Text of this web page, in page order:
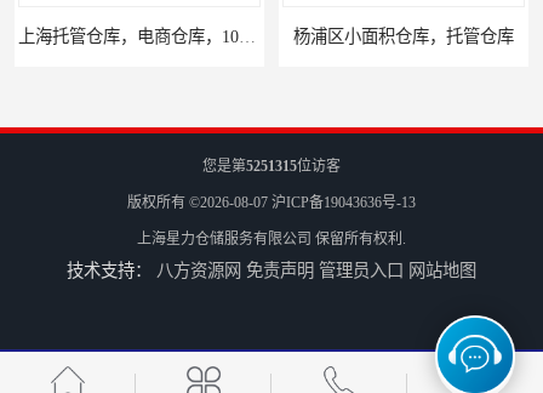
杨浦区小面积仓库，托管仓库
宝山区小面积托管仓库，电商仓库
您是第5251315位访客
版权所有 ©2026-08-07 沪ICP备19043636号-13
上海星力仓储服务有限公司 保留所有权利.
技术支持： 八方资源网 免责声明 管理员入口 网站地图